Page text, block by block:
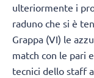
ulteriormente i
raduno che si è
Grappa (VI) le
match con le pari
tecnici dello staff